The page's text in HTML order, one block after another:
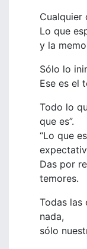
Cualquier
Lo que
y la
Sólo lo
Ese es el
Todo lo
que es”.
“Lo que
Das por
temores.
Todas las
nada,
sólo